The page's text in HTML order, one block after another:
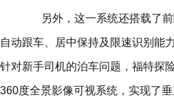
另外，这一系统还搭载了前
自动跟车、居中保持及限速识别能
针对新手司机的泊车问题，福特探
360度全景影像可视系统，实现了